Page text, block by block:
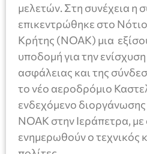
μελετών. Στη συνέχεια η
επικεντρώθηκε στο
Κρήτης (ΝΟΑΚ) μια
υποδομή για την
ασφάλειας και της
το νέο αεροδρόμιο
ενδεχόμενο διοργάνωσης
ΝΟΑΚ στην Ιεράπετρα, με
ενημερωθούν ο τεχνικός